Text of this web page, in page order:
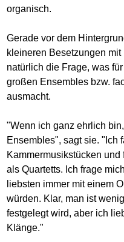
organisch.
Gerade vor dem
kleineren Besetzungen
natürlich die Frage, was
großen Ensembles bzw.
ausmacht.
"Wenn ich ganz ehrlich
Ensembles", sagt sie. "Ich
Kammermusikstücken
als Quartetts. Ich frage
liebsten immer mit einem
würden. Klar, man ist
festgelegt wird, aber ich
Klänge."